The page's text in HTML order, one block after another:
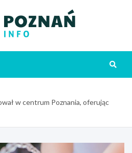
w centrum Poznania, oferując